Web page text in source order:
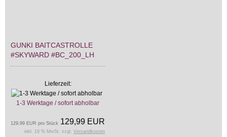
GUNKI BAITCASTROLLE
#SKYWARD #BC_200_LH
Lieferzeit:
1-3 Werktage / sofort abholbar
129,99 EUR
129,99 EUR pro Stück
inkl. 19 % MwSt. zzgl. Versandkosten